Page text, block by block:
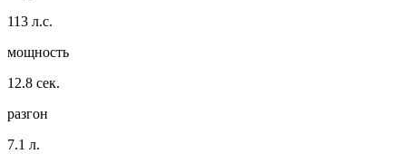
113 л.с.
мощность
12.8 сек.
разгон
7.1 л.